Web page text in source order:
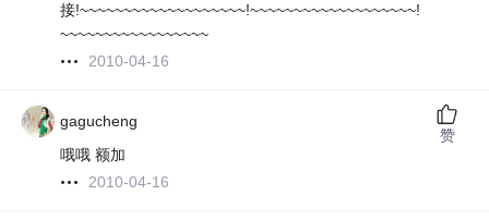
接!~~~~~~~~~~~~~~~~~~~!~~~~~~~~~~~~~~~~~~~!
~~~~~~~~~~~~~~~~~
2010-04-16
gagucheng
哦哦 额加
2010-04-16
赞